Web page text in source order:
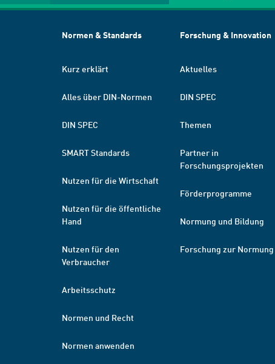
Normen & Standards
Kurz erklärt
Alles über DIN-Normen
DIN SPEC
SMART Standards
Nutzen für die Wirtschaft
Nutzen für die öffentliche
Hand
Nutzen für den
Verbraucher
Arbeitsschutz
Normen und Recht
Normen anwenden
Forschung & Innovation
Aktuelles
DIN SPEC
Themen
Partner in
Forschungsprojekten
Förderprogramme
Normung und Bildung
Forschung zur Normung